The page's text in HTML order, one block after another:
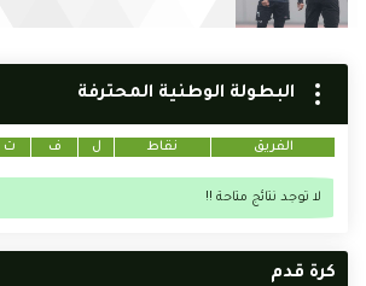
البطولة الوطنية المحترفة
الفريق نقاط ل ف ت
لا توجد نتائج متاحة !!
كرة قدم